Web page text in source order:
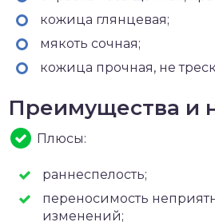
кожица глянцевая;
мякоть сочная;
кожица прочная, не
Преимущества и
Плюсы:
раннеспелость;
переносимость
изменений;